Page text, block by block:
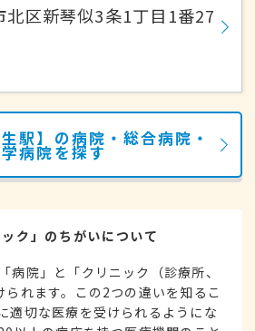
北区新琴似3条1丁目1番27
駅】の病院・総合病院・
病院を探す
ク」のちがいについて
病院」と「クリニック（診療所、
れます。この2つの違いを知るこ
適切な医療を受けられるようにな